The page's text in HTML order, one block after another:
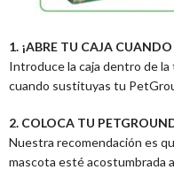
1. ¡ABRE TU CAJA
Introduce la caja dentro de la
cuando sustituyas tu
2. COLOCA TU
Nuestra recomendación es
mascota esté acostumbrada